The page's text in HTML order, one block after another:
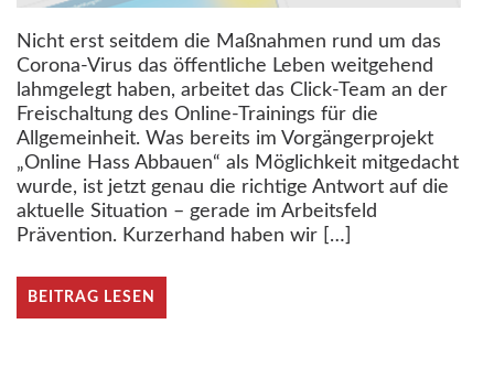
Nicht erst seitdem die Maßnahmen rund um das
Corona-Virus das öffentliche Leben weitgehend
lahmgelegt haben, arbeitet das Click-Team an der
Freischaltung des Online-Trainings für die
Allgemeinheit. Was bereits im Vorgängerprojekt
„Online Hass Abbauen“ als Möglichkeit mitgedacht
wurde, ist jetzt genau die richtige Antwort auf die
aktuelle Situation – gerade im Arbeitsfeld
Prävention. Kurzerhand haben wir […]
BEITRAG LESEN